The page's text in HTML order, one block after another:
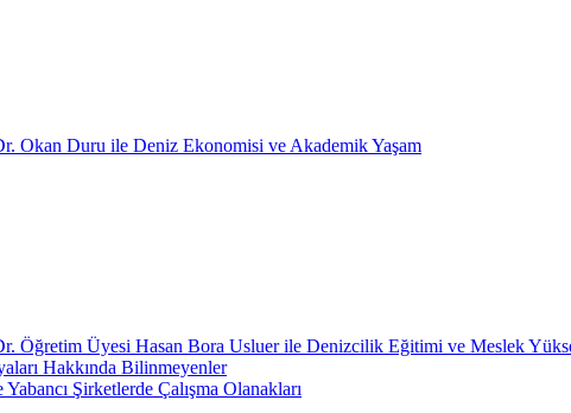
Okan Duru ile Deniz Ekonomisi ve Akademik Yaşam
Öğretim Üyesi Hasan Bora Usluer ile Denizcilik Eğitimi ve Meslek
Hakkında Bilinmeyenler
Şirketlerde Çalışma Olanakları